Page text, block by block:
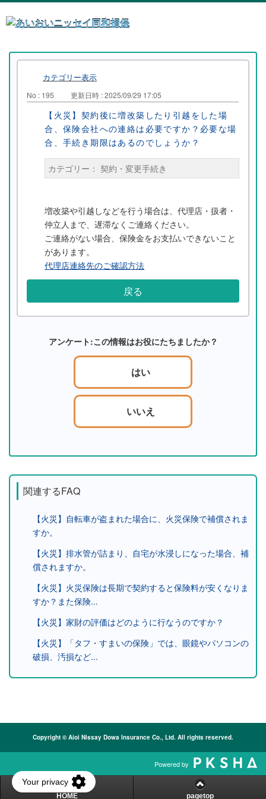
カテゴリー表示
No : 195 更新日時 : 2025/09/29 17:05
【火災】契約後に増改築したり引越をした場
合、保険会社への連絡は必要ですか？必要な場
合、手続き期限はあるのでしょうか？
カテゴリー： 契約・変更手続き
増改築や引越しなどを行う場合は、代理店・扱者・
仲立人まで、遅滞なくご連絡ください。
ご連絡がない場合、保険金をお支払いできないこと
があります。
代理店連絡先のご確認方法
戻る
アンケート:この情報はお役にたちましたか？
はい
いいえ
関連するFAQ
【火災】自転車が盗まれた場合に、火災保険で補償されま
すか。
【火災】排水管が詰まり、自宅が水浸しになった場合、補
償されますか。
【火災】火災保険は長期で契約すると保険料が安くなりま
すか？また保険...
【火災】家財の評価はどのように行なうのですか？
【火災】「タフ・すまいの保険」では、眼鏡やパソコンの
破損、汚損など...
Copyright © Aioi Nissay Dowa Insurance Co., Ltd. All rights reserved.
Powered by
HOME pagetop